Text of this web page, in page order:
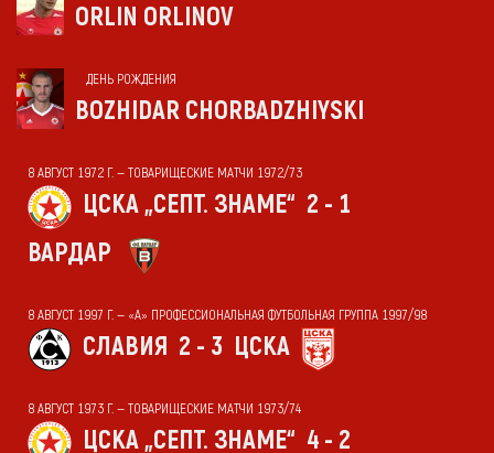
ORLIN ORLINOV
ДЕНЬ РОЖДЕНИЯ
BOZHIDAR CHORBADZHIYSKI
8 АВГУСТ 1972 Г. — ТОВАРИЩЕСКИЕ МАТЧИ 1972/73
ЦСКА „СЕПТ. ЗНАМЕ“ 2 - 1
ВАРДАР
8 АВГУСТ 1997 Г. — «А» ПРОФЕССИОНАЛЬНАЯ ФУТБОЛЬНАЯ ГРУППА 1997/98
СЛАВИЯ 2 - 3 ЦСКА
8 АВГУСТ 1973 Г. — ТОВАРИЩЕСКИЕ МАТЧИ 1973/74
ЦСКА „СЕПТ. ЗНАМЕ“ 4 - 2